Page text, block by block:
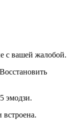
с вашей жалобой.
Восстановить
эмодзи.